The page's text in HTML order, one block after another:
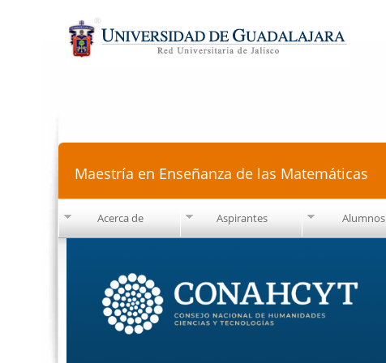
Maestría en Enseñanza de las Matemáticas
Acerca de Aspirantes Alumnos